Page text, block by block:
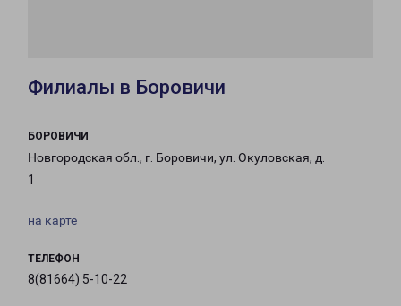
Филиалы в Боровичи
БОРОВИЧИ
Новгородская обл., г. Боровичи, ул. Окуловская, д.
1
на карте
ТЕЛЕФОН
8(81664) 5-10-22